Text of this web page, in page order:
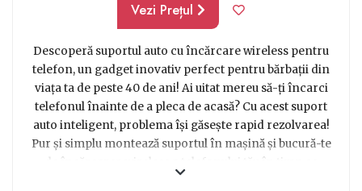
Vezi Prețul
Descoperă suportul auto cu încărcare wireless pentru
telefon, un gadget inovativ perfect pentru bărbații din
viața ta de peste 40 de ani! Ai uitat mereu să-ți încarci
telefonul înainte de a pleca de acasă? Cu acest suport
auto inteligent, problema își găsește rapid rezolvarea!
Pur și simplu montează suportul în mașină și bucură-te
de încărcarea wireless a telefonului tău în timp ce